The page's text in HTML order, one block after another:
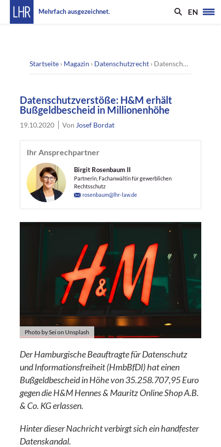
Mehrfach ausgezeichnet. EN
Startseite › Magazin › Datenschutzrecht › Datenschutzverstöße: H&M erhält Bußgeldbescheid in Millionenhöhe
Datenschutzverstöße: H&M erhält
Bußgeldbescheid in Millionenhöhe
19.10.2020 Von Josef Bordat
Ihr Ansprechpartner
Birgit Rosenbaum II
Partnerin, Fachanwältin für gewerblichen
Rechtsschutz
rosenbaum@lhr-law.de
Photo by Sei on Unsplash
Der Hamburgische Beauftragte für Datenschutz
und Informationsfreiheit (HmbBfDI) hat einen
Bußgeldbescheid in Höhe von 35.258.707,95 Euro
gegen die H&M Hennes & Mauritz Online Shop A.B.
& Co. KG erlassen.
Hinter dieser Nachricht verbirgt sich ein handfester
Datenskandal.